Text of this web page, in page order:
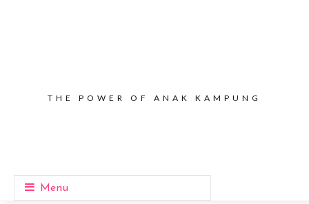
THE POWER OF ANAK KAMPUNG
Menu